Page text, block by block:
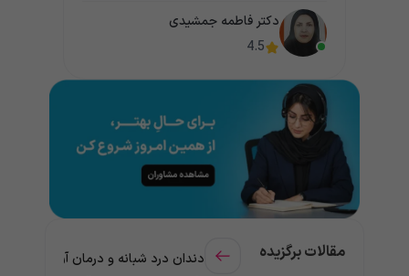
دکتر فاطمه جمشیدی
4.5
مقالات برگزیده دندان درد شبانه و درمان آن +